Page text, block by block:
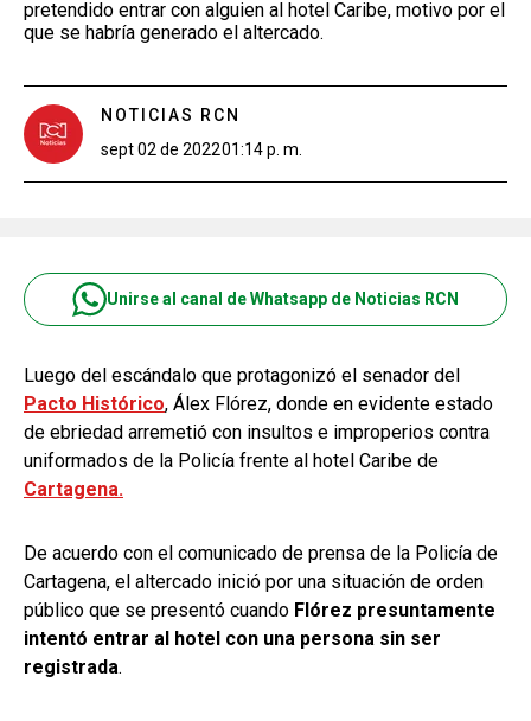
pretendido entrar con alguien al hotel Caribe, motivo por el
que se habría generado el altercado.
NOTICIAS RCN
sept 02 de 202201:14 p. m.
Unirse al canal de Whatsapp de Noticias RCN
Luego del escándalo que protagonizó el senador del
Pacto Histórico, Álex Flórez, donde en evidente estado
de ebriedad arremetió con insultos e improperios contra
uniformados de la Policía frente al hotel Caribe de
Cartagena.
De acuerdo con el comunicado de prensa de la Policía de
Cartagena, el altercado inició por una situación de orden
público que se presentó cuando Flórez presuntamente
intentó entrar al hotel con una persona sin ser
registrada.